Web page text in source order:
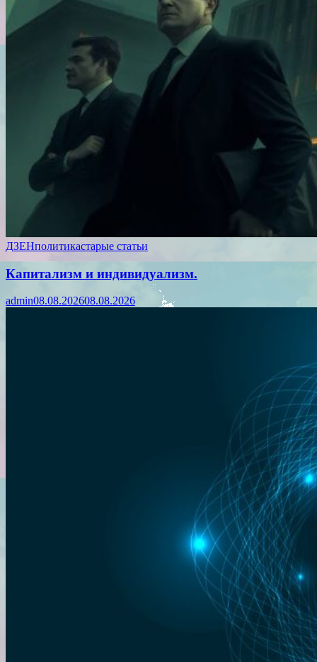
ДЗЕНполитикастарые статьи
Капитализм и индивидуализм.
admin08.08.202608.08.2026